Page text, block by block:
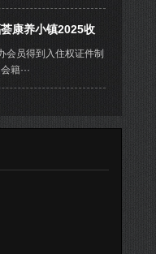
康养小镇2025收
会员得到入住权证件制
籍···